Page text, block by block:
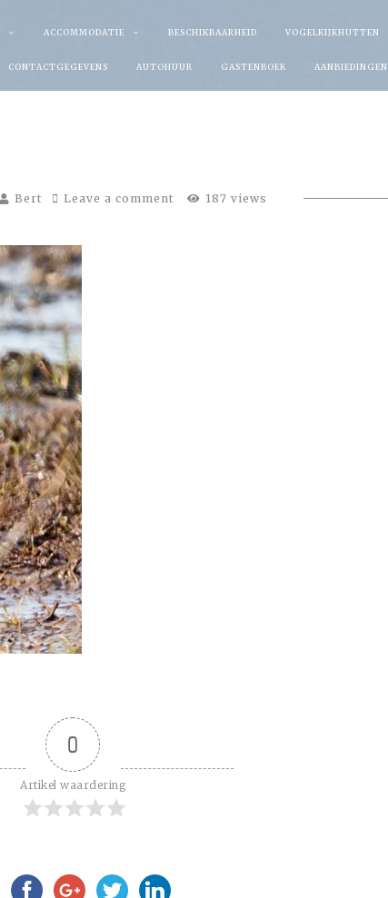
ACCOMMODATIE BESCHIKBAARHEID VOGELKIJKHUTTEN
CONTACTGEGEVENS AUTOHUUR GASTENBOEK AANBIEDINGEN
Bert Leave a comment 187 views
0
Artikel waardering